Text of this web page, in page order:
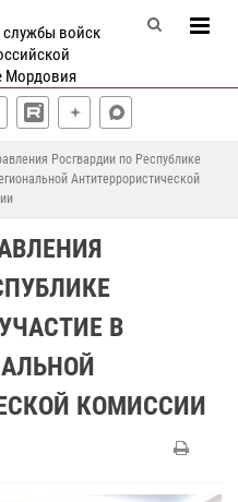
войск
Мордовия
Росгвардии по Республике
Антитеррористической
В
КОМИССИИ